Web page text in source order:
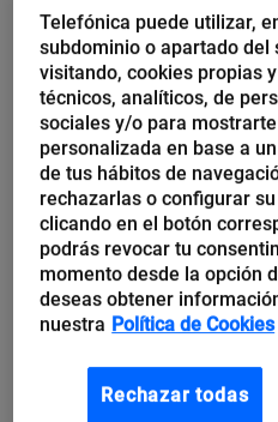
comienza por exportar un
país, como mucho a dos,
experiencia. Si el
recurrente, podrá
paso para crear una
Las grandes empresas, en
una gran experiencia
músculo financiero, de
especializados en esta
asesores externos en los
comercial o de marketing.
Telefónica puede utilizar,
subdominio o apartado del
visitando, cookies propias
técnicos, analíticos, de
sociales y/o para
personalizada en base a
de tus hábitos de
rechazarlas o configurar
clicando en el botón
podrás revocar tu
momento desde la opción
deseas obtener
nuestra Política de Cookies
Rechazar todas